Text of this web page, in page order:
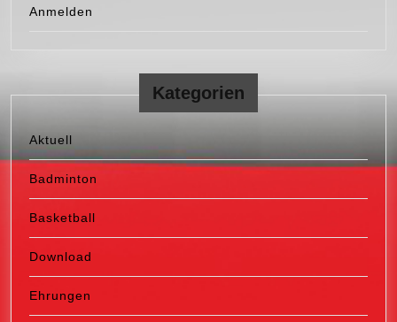
Anmelden
Kategorien
Aktuell
Badminton
Basketball
Download
Ehrungen